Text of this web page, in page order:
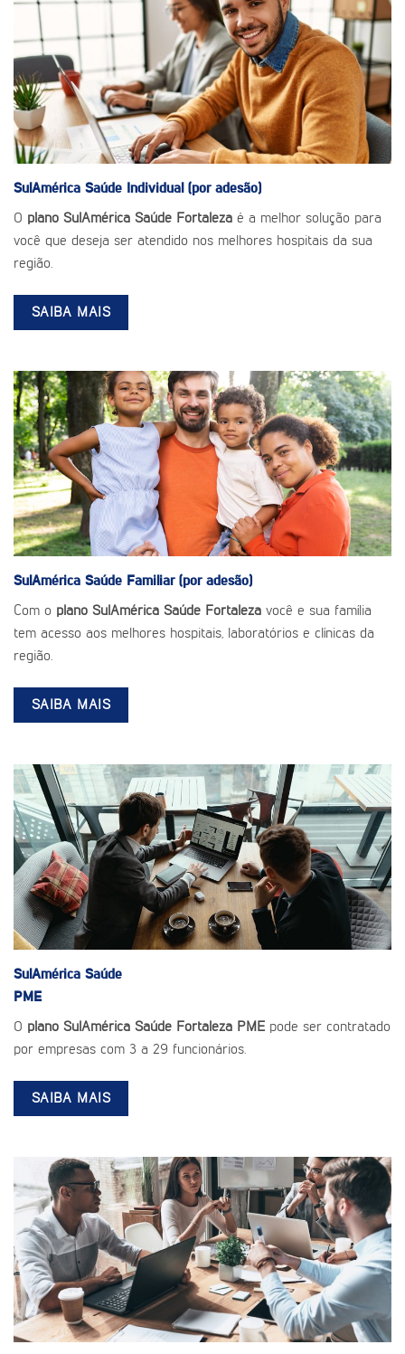
SulAmérica Saúde Individual (por adesão)
O plano SulAmérica Saúde Fortaleza é a melhor solução para
você que deseja ser atendido nos melhores hospitais da sua
região.
SAIBA MAIS
SulAmérica Saúde Familiar (por adesão)
Com o plano SulAmérica Saúde Fortaleza você e sua família
tem acesso aos melhores hospitais, laboratórios e clínicas da
região.
SAIBA MAIS
SulAmérica Saúde
PME
O plano SulAmérica Saúde Fortaleza PME pode ser contratado
por empresas com 3 a 29 funcionários.
SAIBA MAIS